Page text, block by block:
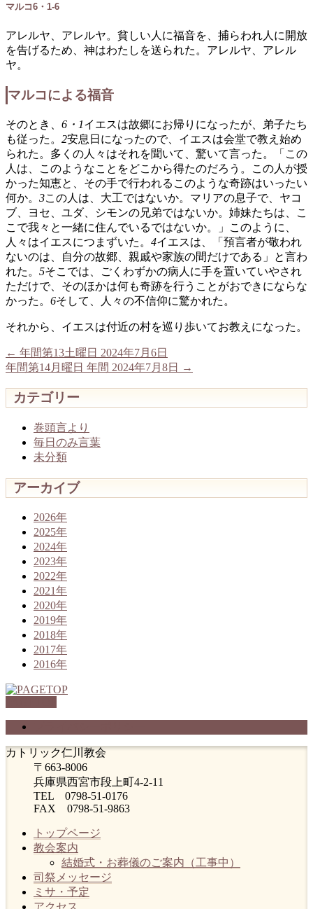
マルコ6・1-6
アレルヤ、アレルヤ。貧しい人に福音を、捕らわれ人に開放
を告げるため、神はわたしを送られた。アレルヤ、アレル
ヤ。
マルコによる福音
そのとき、 6・1イエスは故郷にお帰りになったが、弟子たち
も従った。 2安息日になったので、イエスは会堂で教え始め
られた。多くの人々はそれを聞いて、驚いて言った。「この
人は、このようなことをどこから得たのだろう。この人が授
かった知恵と、その手で行われるこのような奇跡はいったい
何か。 3この人は、大工ではないか。マリアの息子で、ヤコ
ブ、ヨセ、ユダ、シモンの兄弟ではないか。姉妹たちは、こ
こで我々と一緒に住んでいるではないか。」このように、
人々はイエスにつまずいた。 4イエスは、「預言者が敬われ
ないのは、自分の故郷、親戚や家族の間だけである」と言わ
れた。 5そこでは、ごくわずかの病人に手を置いていやされ
ただけで、そのほかは何も奇跡を行うことがおできにならな
かった。 6そして、人々の不信仰に驚かれた。
それから、イエスは付近の村を巡り歩いてお教えになった。
← 年間第13土曜日 2024年7月6日
年間第14月曜日 年間 2024年7月8日
→
カテゴリー
巻頭言より
毎日のみ言葉
未分類
アーカイブ
2026年
2025年
2024年
2023年
2022年
2021年
2020年
2019年
2018年
2017年
2016年
カトリック仁川教会
〒663-8006
兵庫県西宮市段上町4-2-11
TEL 0798-51-0176
FAX 0798-51-9863
トップページ
教会案内
結婚式・お葬儀のご案内（工事中）
司祭メッセージ
ミサ・予定